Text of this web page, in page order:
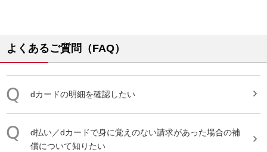
よくあるご質問（FAQ）
dカードの明細を確認したい
d払い／dカードで身に覚えのない請求があった場合の補
償について知りたい